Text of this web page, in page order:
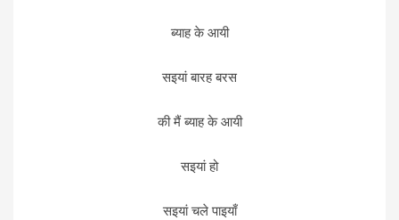
ब्याह के आयी
सइयां बारह बरस
की मैं ब्याह के आयी
सइयां हो
सइयां चले पाइयाँ